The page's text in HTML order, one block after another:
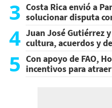
3 Costa Rica envió a
solucionar disputa
4 Juan José Gutiérrez
cultura, acuerdos y
5 Con apoyo de FAO,
incentivos para